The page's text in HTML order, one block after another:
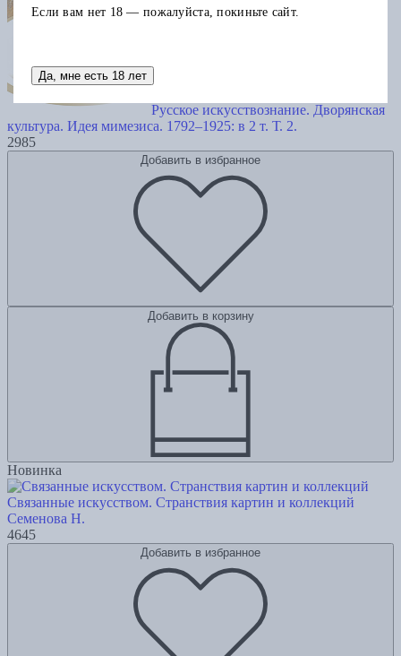
Русское искусствознание. Дворянская
культура. Идея мимезиса. 1792–1925: в 2 т. Т. 2.
2985
Добавить в избранное
Добавить в корзину
Новинка
Связанные искусством. Странствия картин и коллекций
Семенова Н.
4645
Добавить в избранное
Если вам нет 18 — пожалуйста, покиньте сайт.
Да, мне есть 18 лет